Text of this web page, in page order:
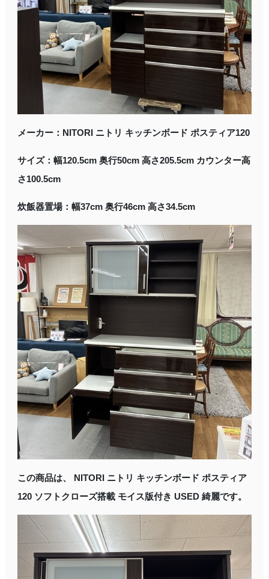
メーカー：NITORI ニトリ キッチンボード ポスティア120
サイズ：幅120.5cm 奥行50cm 高さ205.5cm カウンター高
さ100.5cm
炊飯器置場：幅37cm 奥行46cm 高さ34.5cm
この商品は、 NITORI ニトリ キッチンボード ポスティア
120 ソフトクローズ搭載 モイス版付き USED 綺麗です。